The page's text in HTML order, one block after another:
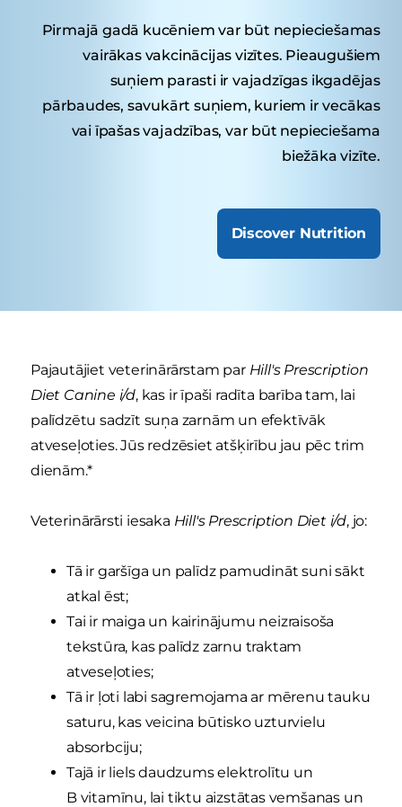
Pirmajā gadā kucēniem var būt nepieciešamas
vairākas vakcinācijas vizītes. Pieaugušiem
suņiem parasti ir vajadzīgas ikgadējas
pārbaudes, savukārt suņiem, kuriem ir vecākas
vai īpašas vajadzības, var būt nepieciešama
biežāka vizīte.
Discover Nutrition
Pajautājiet veterinārārstam par Hill's Prescription
Diet Canine i/d, kas ir īpaši radīta barība tam, lai
palīdzētu sadzīt suņa zarnām un efektīvāk
atveseļoties. Jūs redzēsiet atšķirību jau pēc trim
dienām.*
Veterinārārsti iesaka Hill's Prescription Diet i/d, jo:
Tā ir garšīga un palīdz pamudināt suni sākt
atkal ēst;
Tai ir maiga un kairinājumu neizraisoša
tekstūra, kas palīdz zarnu traktam
atveseļoties;
Tā ir ļoti labi sagremojama ar mērenu tauku
saturu, kas veicina būtisko uzturvielu
absorbciju;
Tajā ir liels daudzums elektrolītu un
B vitamīnu, lai tiktu aizstātas vemšanas un